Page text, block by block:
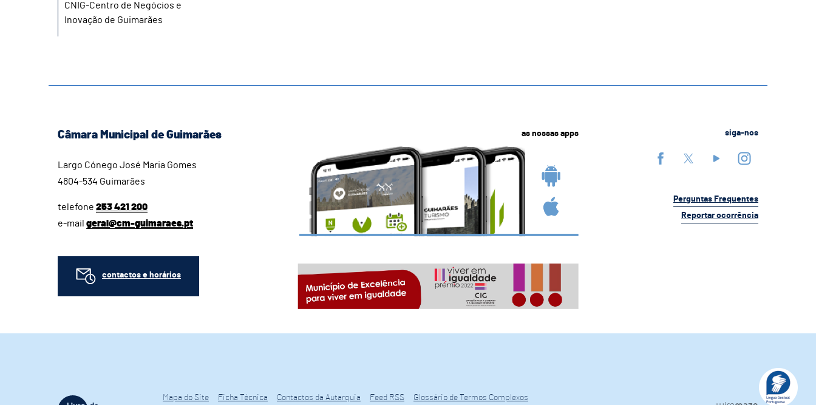
CNIG-Centro de Negócios e
Inovação de Guimarães
Câmara Municipal de Guimarães
Largo Cónego José Maria Gomes
4804-534 Guimarães
telefone 253 421 200
e-mail geral@cm-guimaraes.pt
contactos e horários
as nossas apps siga-nos
Perguntas Frequentes
Reportar ocorrência
Mapa do Site Ficha Técnica Contactos da Autarquia Feed RSS Glossário de Termos Complexos